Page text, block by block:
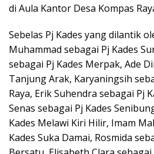
di Aula Kantor Desa Kompas
Sebelas Pj Kades yang dilantik
Muhammad sebagai Pj Kades
sebagai Pj Kades Merpak, Ade
Tanjung Arak, Karyaningsih
Raya, Erik Suhendra sebagai Pj
Senas sebagai Pj Kades
Kades Melawi Kiri Hilir, Imam
Kades Suka Damai, Rosmida